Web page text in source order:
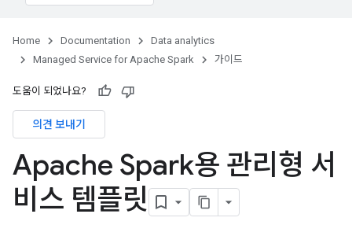
Home Documentation
Data analytics
Managed Service for Apache Spark
가이드
도움이 되었나요?
의견 보내기
Apache Spark용 관리형 서
비스 템플릿